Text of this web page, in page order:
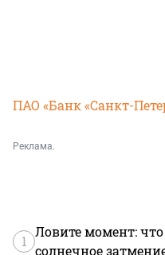
ПАО «Банк «Санкт-
Реклама.
1
Ловите момент:
солнечное